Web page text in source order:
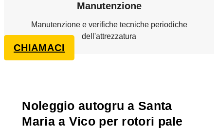
Manutenzione
Manutenzione e verifiche tecniche periodiche
dell'attrezzatura
CHIAMACI
Noleggio autogru a Santa
Maria a Vico per rotori pale